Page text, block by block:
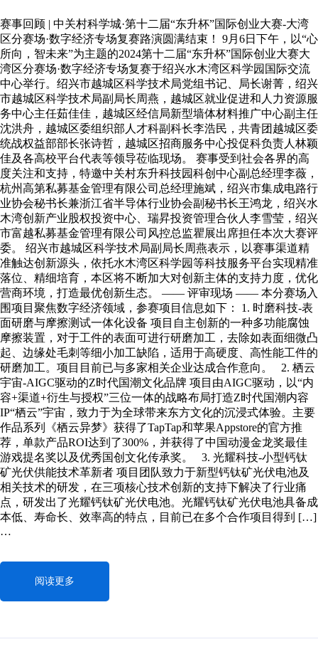
赛事回顾 | 中关村科学城·第十二届“东升杯”国际创业大赛-大湾
区分赛场·数字经济专场复赛路演圆满结束！ 9月6日下午，以“心
所向，智未来”为主题的2024第十二届“东升杯”国际创业大赛大
湾区分赛场·数字经济专场复赛于绍兴水木湾区科学园国际交流
中心举行。绍兴市越城区科学技术局党组书记、局长谢菁，绍兴
市越城区科学技术局副局长周燕，越城区就业促进和人力资源服
务中心主任茹佳佳，越城区经信局新型墙体材料推广中心副主任
沈洪舟，越城区委组织部人才科副科长李浩民，共青团越城区委
统战权益部部长张诗哲，越城区招商服务中心投促科负责人林颖
佳及各高校平台代表等领导莅临现场。 赛事受到社会各界的高
度关注和支持，特邀中关村东升科技园科创中心副总经理李薇，
杭州高第私募基金管理有限公司总经理施斌，绍兴市集成电路行
业协会秘书长兼浙江省半导体行业协会副秘书长王鸿龙，绍兴水
木湾创新产业股权投资中心、瑞昇投资管理合伙人李雪莹，绍兴
市富越私募基金管理有限公司风控总监瞿展出席担任本次大赛评
委。 绍兴市越城区科学技术局副局长周燕表示，以赛事渠道精
准触达创新源头，依托水木湾区科学园等科技服务平台实现精准
落位、精细培育，本区将不断加大对创新主体的支持力度，优化
营商环境，打造最优创新生态。 —— 评审现场 —— 本分赛场入
围项目聚焦数字经济领域，参赛项目信息如下： 1. 时磨科技-表
面研磨与摩擦测试一体化设备 项目自主创新的一种多功能腐蚀
摩擦装置，对于工件的表面可进行研磨加工，去除如表面细微凸
起、边缘处毛刺等细小加工缺陷，适用于高硬度、高性能工件的
研磨加工。项目目前已与多家相关企业达成合作意向。 2. 栖云
宇宙-AIGC驱动的Z时代国潮文化品牌 项目由AIGC驱动，以“内
容+渠道+衍生与授权”三位一体的战略布局打造Z时代国潮内容
IP“栖云”宇宙，致力于为全球带来东方文化的沉浸式体验。主要
作品系列《栖云异梦》获得了TapTap和苹果Appstore的官方推
荐，单款产品ROI达到了300%，并获得了中国动漫金龙奖最佳
游戏提名奖以及优秀国创文化传承奖。 3. 光耀科技-小型钙钛
矿光伏供能技术革新者 项目团队致力于新型钙钛矿光伏电池及
相关技术的研发，在三项核心技术创新的支持下解决了行业痛
点，研发出了光耀钙钛矿光伏电池。光耀钙钛矿光伏电池具备成
本低、寿命长、效率高的特点，目前已在多个合作项目得到 […]
…
阅读更多